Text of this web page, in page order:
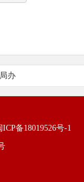
办
ICP备18019526号-1